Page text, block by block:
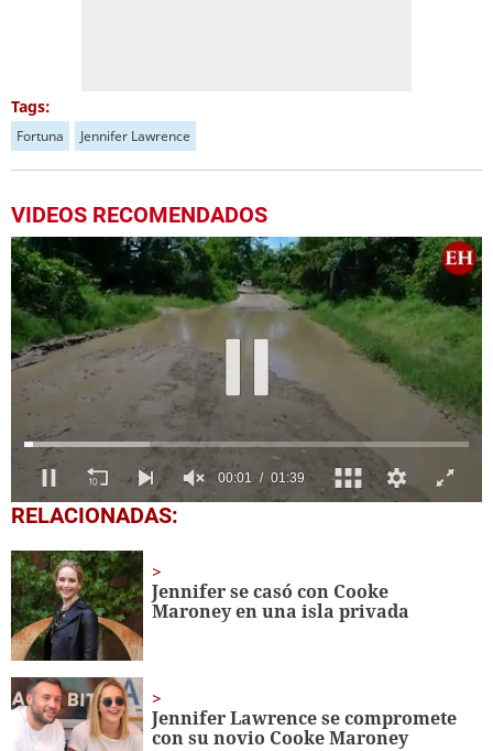
Tags:
Fortuna Jennifer Lawrence
VIDEOS RECOMENDADOS
0
seconds
1
minute,
39
seconds
RELACIONADAS:
Jennifer se casó con Cooke
Maroney en una isla privada
Jennifer Lawrence se compromete
con su novio Cooke Maroney